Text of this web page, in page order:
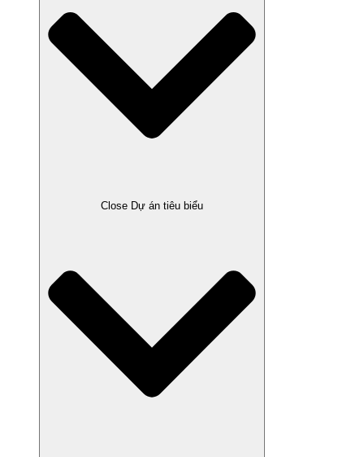
Close Dự án tiêu biểu